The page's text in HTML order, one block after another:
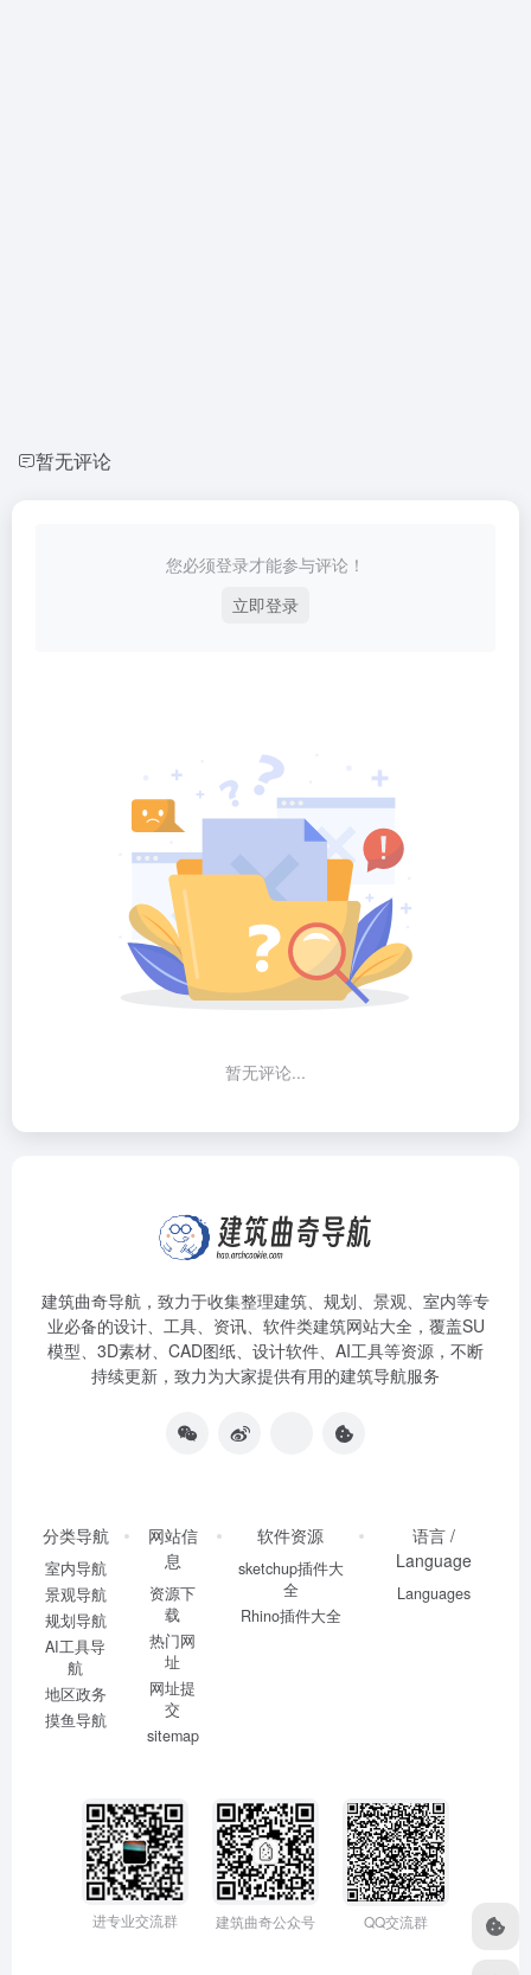
暂无评论
您必须登录才能参与评论！
立即登录
暂无评论...
建筑曲奇导航 ，致力于收集整理建筑、规划、景观、室内等专
业必备的设计、工具、资讯、软件类建筑网站大全，覆盖SU
模型、3D素材、CAD图纸、设计软件、AI工具等资源，不断
持续更新，致力为大家提供有用的建筑导航服务
分类导航
室内导航
景观导航
规划导航
AI工具导
航
地区政务
摸鱼导航
网站信
息
资源下
载
热门网
址
网址提
交
sitemap
软件资源
sketchup插件大
全
Rhino插件大全
语言 /
Language
Languages
进专业交流群 建筑曲奇公众号 QQ交流群